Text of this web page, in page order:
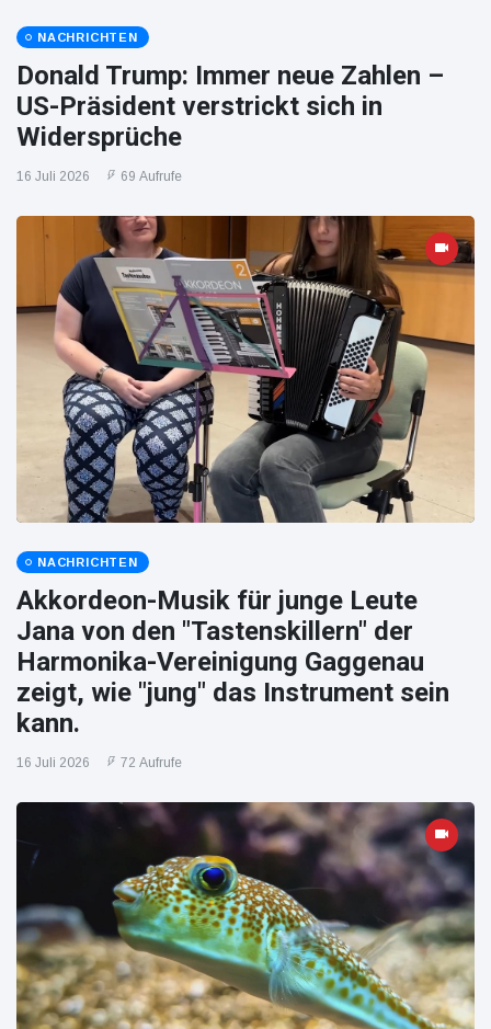
NACHRICHTEN
Donald Trump: Immer neue Zahlen –
US-Präsident verstrickt sich in
Widersprüche
16 Juli 2026 69 Aufrufe
NACHRICHTEN
Akkordeon-Musik für junge Leute
Jana von den "Tastenskillern" der
Harmonika-Vereinigung Gaggenau
zeigt, wie "jung" das Instrument sein
kann.
16 Juli 2026 72 Aufrufe